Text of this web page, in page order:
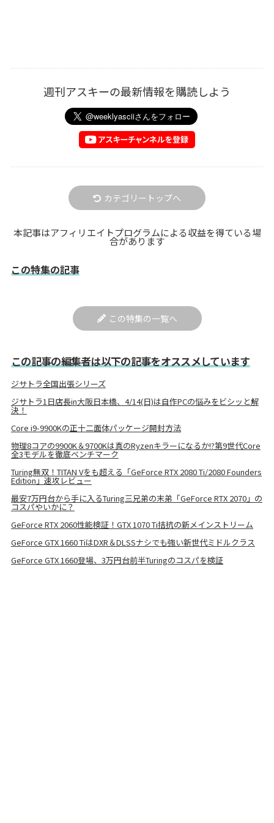
週刊アスキーの最新情報を購読しよう
カテゴリートップへ
本記事はアフィリエイトプログラムによる収益を得ている場
合があります
この特集の記事
この特集の一覧へ
この記事の編集者は以下の記事をオススメしています
ジサトラ全国出張シリーズ
ジサトラ1日店長in大阪日本橋、4/14(日)は自作PCの悩みをビシッと解
決！
Core i9-9900Kの正十二面体パッケージ開封方法
物理8コアの9900K＆9700Kは真のRyzenキラーになるか!?第9世代Core
全3モデルを徹底ベンチマーク
Turing無双！TITAN Vをも超える「GeForce RTX 2080 Ti/2080 Founders
Edition」速攻レビュー
最安7万円台から手に入るTuring三兄弟の末弟「GeForce RTX 2070」の
コスパやいかに？
GeForce RTX 2060性能検証！GTX 1070 Ti拮抗の新メインストリーム
GeForce GTX 1660 TiはDXR＆DLSSナシでも強い新世代ミドルクラス
GeForce GTX 1660登場、3万円台前半Turingのコスパを検証